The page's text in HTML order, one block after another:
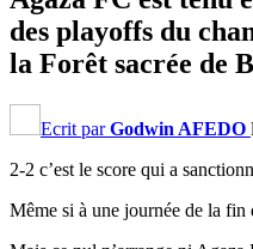
des playoffs du
la Forêt sacrée de
Ecrit parGodwin AFEDO
2-2 c’est le score qui a
Même si à une journée de la